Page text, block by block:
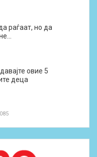
раѓаат, но да
овие 5
деца